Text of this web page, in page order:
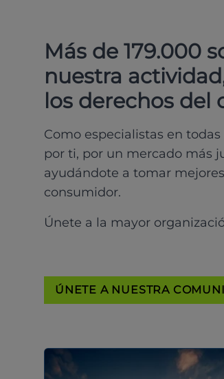
Más de 179.000
nuestra
los derechos del
Como especialistas en
por ti, por un mercado más
ayudándote a tomar
consumidor.
Únete a la mayor
ÚNETE A NUESTRA